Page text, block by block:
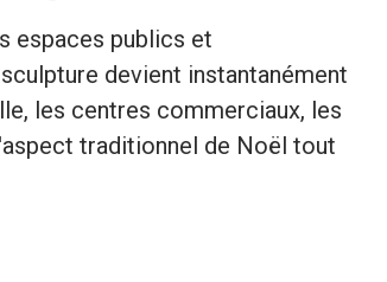
espaces publics et
devient instantanément
les centres commerciaux, les
traditionnel de Noël tout